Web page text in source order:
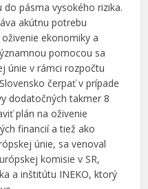
pásma vysokého rizika.
akútnu potrebu
ekonomiky a
pomocou sa
únie v rámci rozpočtu
čerpať v prípade
dodatočných takmer 8
plán na oživenie
financií a tiež ako
únie, sa venoval
komisie v SR,
a inštitútu INEKO, ktorý